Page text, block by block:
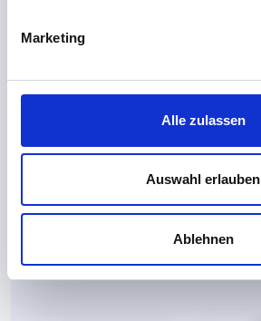
Marketing
Alle zulassen
Auswahl erlauben
Ablehnen